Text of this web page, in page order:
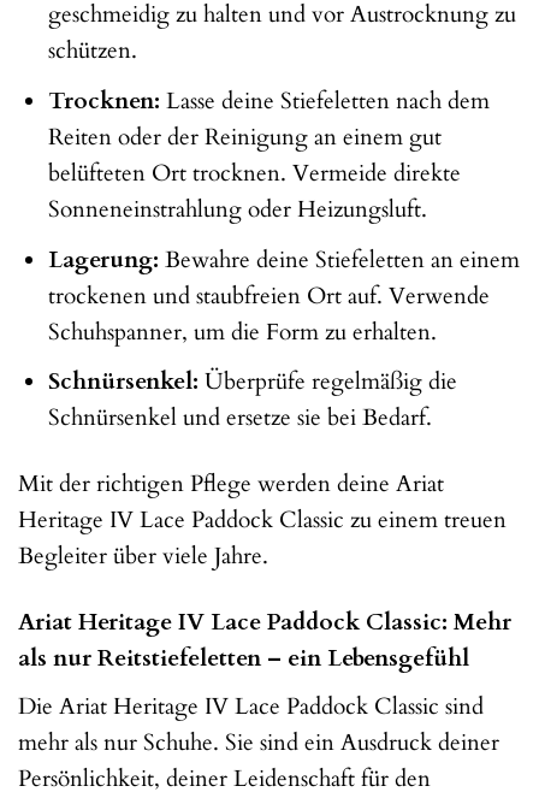
geschmeidig zu halten und vor Austrocknung zu
schützen.
Trocknen: Lasse deine Stiefeletten nach dem
Reiten oder der Reinigung an einem gut
belüfteten Ort trocknen. Vermeide direkte
Sonneneinstrahlung oder Heizungsluft.
Lagerung: Bewahre deine Stiefeletten an einem
trockenen und staubfreien Ort auf. Verwende
Schuhspanner, um die Form zu erhalten.
Schnürsenkel: Überprüfe regelmäßig die
Schnürsenkel und ersetze sie bei Bedarf.
Mit der richtigen Pflege werden deine Ariat
Heritage IV Lace Paddock Classic zu einem treuen
Begleiter über viele Jahre.
Ariat Heritage IV Lace Paddock Classic: Mehr
als nur Reitstiefeletten – ein Lebensgefühl
Die Ariat Heritage IV Lace Paddock Classic sind
mehr als nur Schuhe. Sie sind ein Ausdruck deiner
Persönlichkeit, deiner Leidenschaft für den